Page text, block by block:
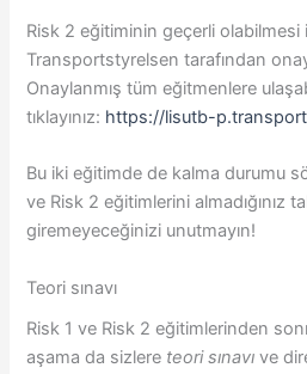
Risk 2 eğitiminin geçerli olabilmesi
Transportstyrelsen tarafından
Onaylanmış tüm eğitmenlere
tıklayınız: https://lisutb-
Bu iki eğitimde de kalma durumu
ve Risk 2 eğitimlerini almadığınız
giremeyeceğinizi unutmayın!
Teori sınavı
Risk 1 ve Risk 2 eğitimlerinden
aşama da sizlere teori sınavı ve